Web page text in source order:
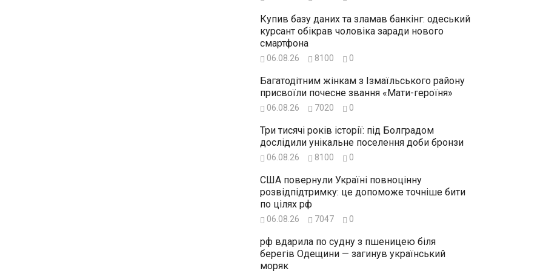
Купив базу даних та зламав банкінг: одеський
курсант обікрав чоловіка заради нового
смартфона
06.08.26 8100 0
Багатодітним жінкам з Ізмаїльського району
присвоїли почесне звання «Мати-героїня»
06.08.26 7020 0
Три тисячі років історії: під Болградом
дослідили унікальне поселення доби бронзи
06.08.26 8100 0
США повернули Україні повноцінну
розвідпідтримку: це допоможе точніше бити
по цілях рф
06.08.26 7047 0
рф вдарила по судну з пшеницею біля
берегів Одещини — загинув український
моряк